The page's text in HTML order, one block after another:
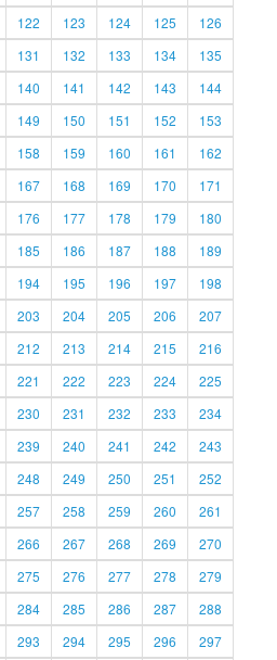
122 123 124 125
126
131 132 133 134
135
140 141 142 143
144
149 150 151 152
153
158 159 160 161
162
167 168 169 170
171
176 177 178 179
180
185 186 187 188
189
194 195 196 197
198
203 204 205 206
207
212 213 214 215
216
221 222 223 224
225
230 231 232 233
234
239 240 241 242
243
248 249 250 251
252
257 258 259 260
261
266 267 268 269
270
275 276 277 278
279
284 285 286 287
288
293 294 295 296 297